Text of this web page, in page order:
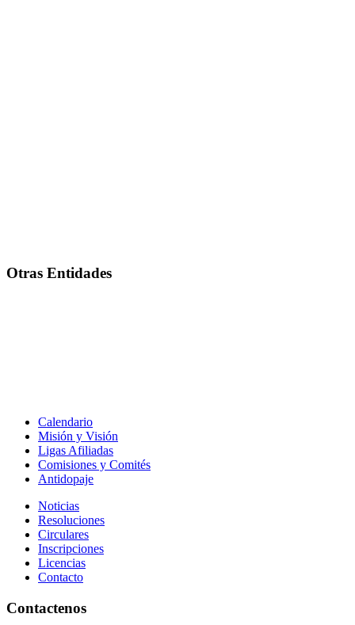
Otras Entidades
Calendario
Misión y Visión
Ligas Afiliadas
Comisiones y Comités
Antidopaje
Noticias
Resoluciones
Circulares
Inscripciones
Licencias
Contacto
Contactenos